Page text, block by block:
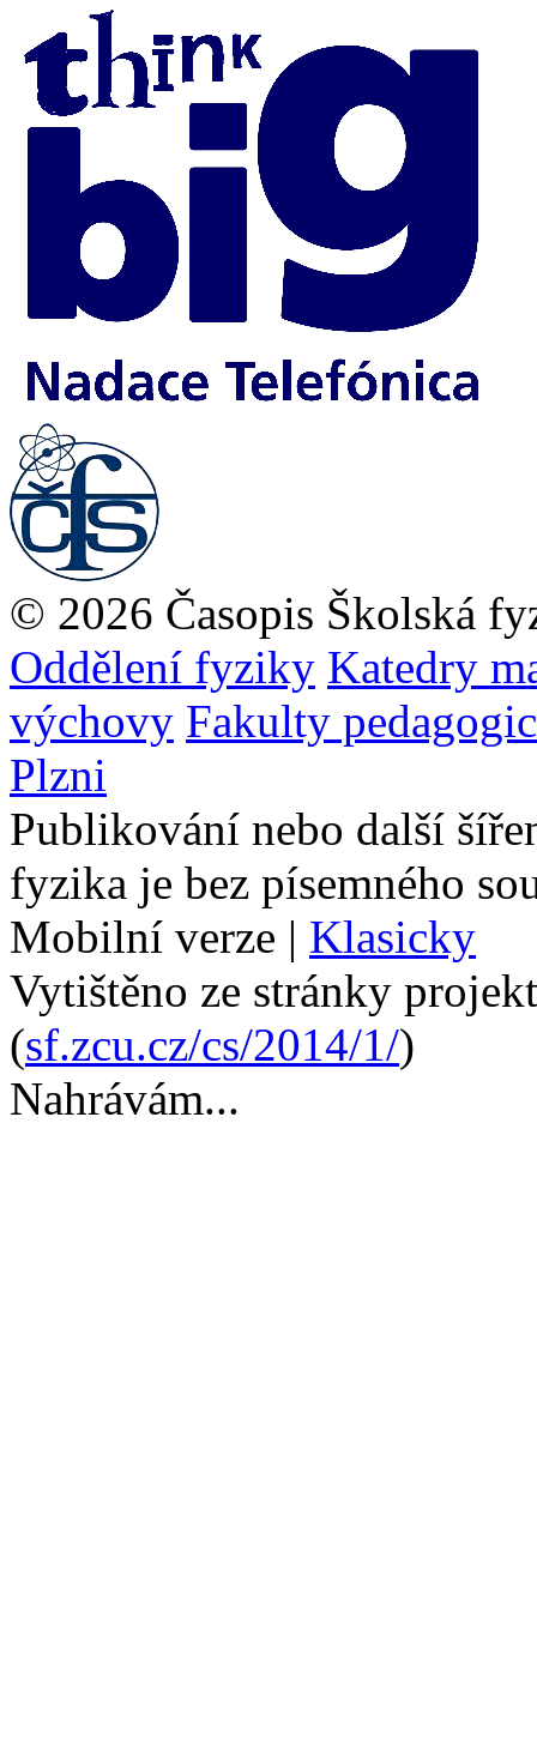
© 2026 Časopis Školská
Oddělení fyziky Katedry
výchovy Fakulty
Plzni
Publikování nebo další
fyzika je bez písemného
Mobilní verze | Klasicky
Vytištěno ze stránky
(sf.zcu.cz/cs/2014/1/)
Nahrávám...